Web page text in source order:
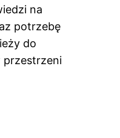
na
potrzebę
do
przestrzeni